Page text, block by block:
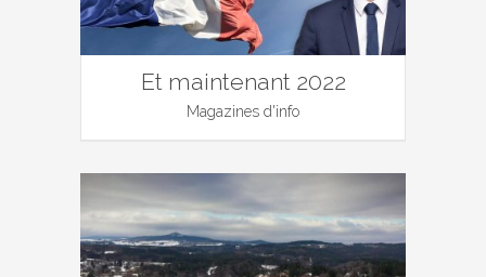
Et maintenant 2022
Magazines d'info